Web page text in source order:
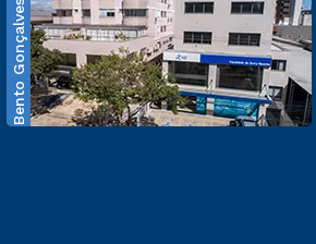
Bento Gonçalves